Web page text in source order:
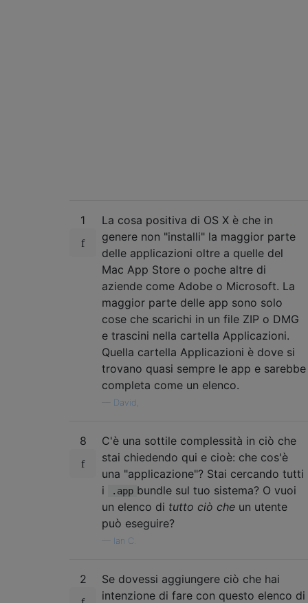
1
La cosa positiva di OS X è che in
genere non "installi" la maggior parte
delle applicazioni oltre a quelle del
Mac App Store o poche altre di
aziende come Adobe o Microsoft. La
maggior parte delle app sono solo
cose che scarichi in un file ZIP o DMG
e trascini nella cartella Applicazioni.
Quella cartella Applicazioni è dove si
trovano quasi sempre le app e sarebbe
completa come un elenco.
David,
8
C'è una sottile complessità in ciò che
stai chiedendo qui e cioè: che cos'è
una "applicazione"? Stai cercando tutti
i
.app bundle sul tuo sistema? O vuoi
un elenco di tutto ciò che un utente
può eseguire?
Ian C.
2
Se dovessi aggiungere ciò che hai
intenzione di fare con questo elenco di